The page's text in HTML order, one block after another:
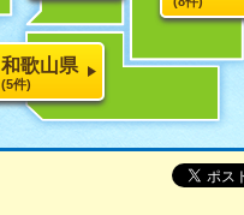
和歌山県
(5件)